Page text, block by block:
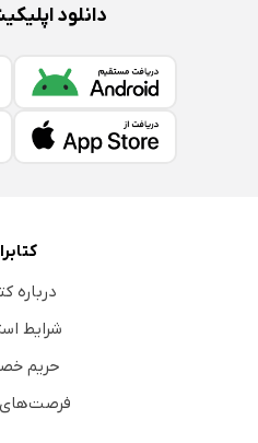
دانلود
درباره
شرایط
حریم